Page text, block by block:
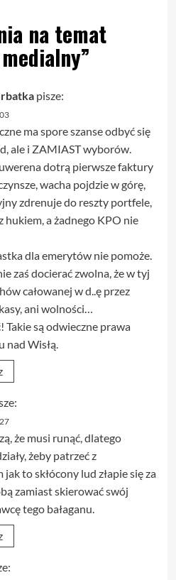
na temat
”
pisze:
ma spore szanse odbyć się
ale i ZAMIAST wyborów.
dotrą pierwsze faktury
wacha pojdzie w górę,
zdrenuje do reszty portfele,
hukiem, a żadnego KPO nie
dla emerytów nie pomoże.
zaś docierać zwolna, że w tyj
całowanej w d..ę przez
ani wolności…
Takie są odwieczne prawa
nad Wisłą.
że musi runąć, dlatego
żeby patrzeć z
to skłócony lud złapie się za
zamiast skierować swój
tego bałaganu.